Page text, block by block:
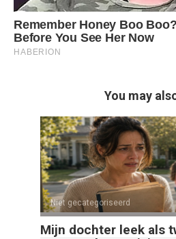
You may
Niet gecategoriseerd
Mijn dochter leek als